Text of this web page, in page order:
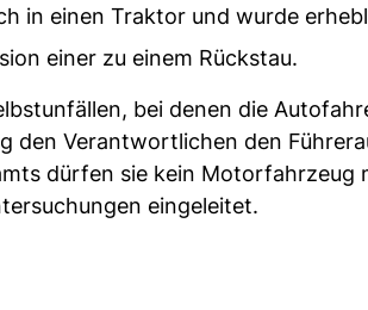
in einen Traktor und wurde
einer zu einem Rückstau.
bei denen die
den Verantwortlichen den
dürfen sie kein Motorfahrzeug
eingeleitet.